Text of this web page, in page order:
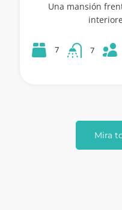
Una mansión
7 7
Mira